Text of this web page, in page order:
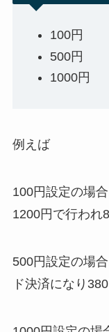
100円
500円
1000円
例えば
100円設定の場
1200円で行われ
500円設定の場
ド決済になり